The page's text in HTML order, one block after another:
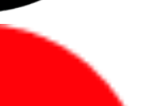
máy mỏng nhẹ,
ảnh chuyên